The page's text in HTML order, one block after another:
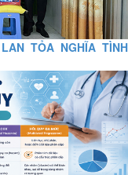
TỎA NGHĨA TÌNH